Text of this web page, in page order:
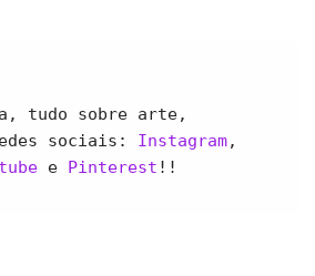
tudo sobre arte,
sociais: Instagram
e Pinterest !!